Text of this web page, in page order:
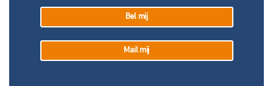
Bel mij
Mail mij